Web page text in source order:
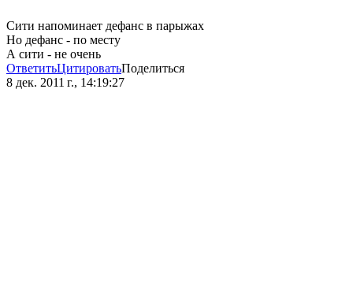
Сити напоминает дефанс в парыжах
Но дефанс - по месту
А сити - не очень
ОтветитьЦитироватьПоделиться
8 дек. 2011 г., 14:19:27